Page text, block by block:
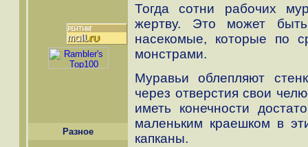
Разное
Тогда сотни рабочих
жертву. Это может
насекомые, которые по
монстрами.
Муравьи облепляют
через отверстия свои
иметь конечности
маленьким краешком в
капканы.